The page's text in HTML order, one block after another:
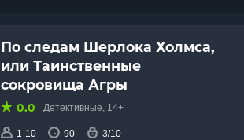
По следам Шерлока Холмса,
или Таинственные
сокровища Агры
0.0 Детективные, 14+
1-10 90 3/10